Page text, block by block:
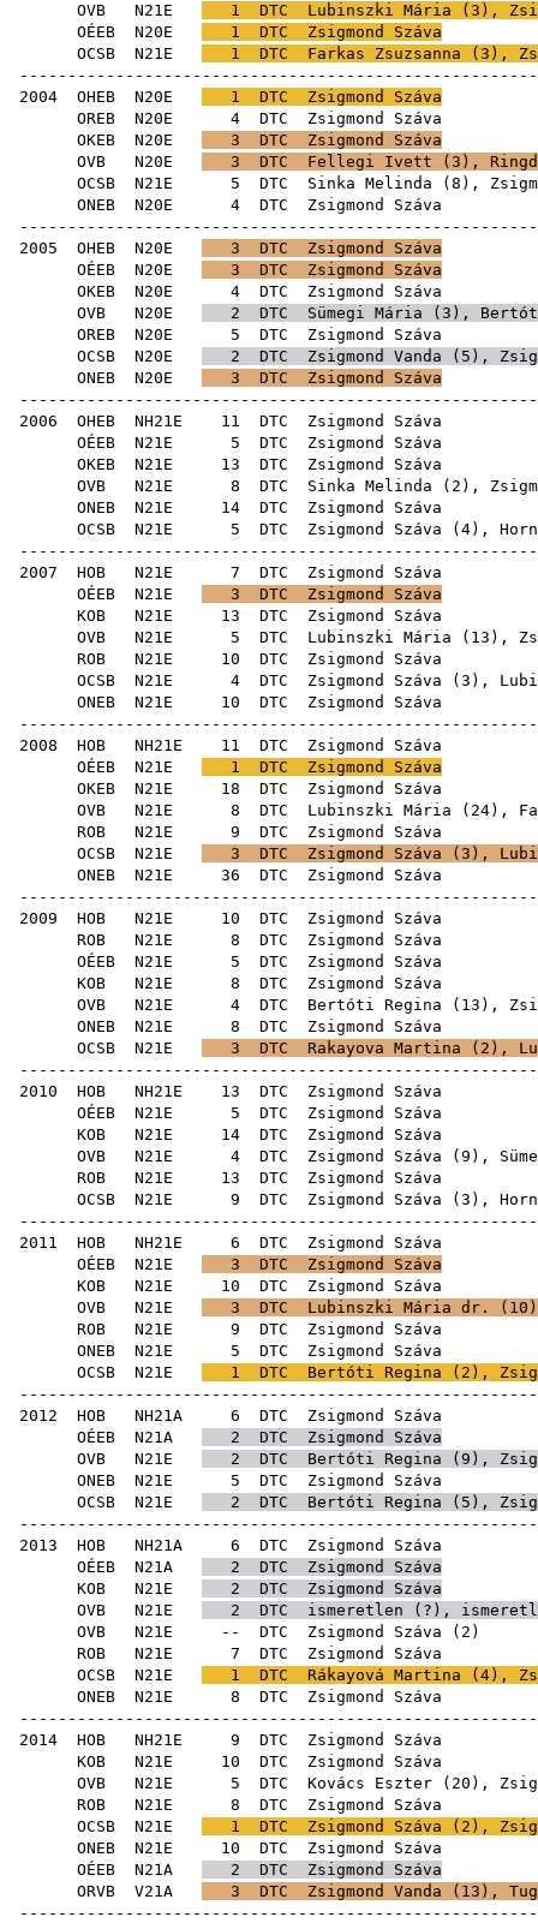
OVB N21E 1 DTC Lubinszki Mária ( 3 ),
OÉEB N20E 1 DTC Zsigmond Száva
OCSB N21E 1 DTC Farkas Zsuzsanna ( 3 ),
2004 OHEB N20E 1 DTC Zsigmond Száva
OREB N20E 4 DTC
OKEB N20E 3 DTC Zsigmond Száva
OVB N20E 3 DTC Fellegi Ivett ( 3 ),
OCSB N21E 5 DTC Sinka Melinda ( 8 ),
ONEB N20E 4 DTC
2005 OHEB N20E 3 DTC Zsigmond Száva
OÉEB N20E 3 DTC Zsigmond Száva
OKEB N20E 4 DTC
OVB N20E 2 DTC Sümegi Mária ( 3 ),
OREB N20E 5 DTC
OCSB N20E 2 DTC Zsigmond Vanda ( 5 ),
ONEB N20E 3 DTC Zsigmond Száva
2006 OHEB NH21E 11 DTC
OÉEB N21E 5 DTC
OKEB N21E 13 DTC
OVB N21E 8 DTC Sinka Melinda ( 2 ),
ONEB N21E 14 DTC
OCSB N21E 5 DTC Zsigmond Száva ( 4),
2007 HOB N21E 7 DTC
OÉEB N21E 3 DTC Zsigmond Száva
KOB N21E 13 DTC
OVB N21E 5 DTC Lubinszki Mária ( 13 ),
ROB N21E 10 DTC
OCSB N21E 4 DTC Zsigmond Száva ( 3 ),
ONEB N21E 10 DTC
2008 HOB NH21E 11 DTC
OÉEB N21E 1 DTC Zsigmond Száva
OKEB N21E 18 DTC
OVB N21E 8 DTC Lubinszki Mária ( 24),
ROB N21E 9 DTC
OCSB N21E 3 DTC Zsigmond Száva ( 3 ),
ONEB N21E 36 DTC
2009 HOB N21E 10 DTC
ROB N21E 8 DTC
OÉEB N21E 5 DTC
KOB N21E 8 DTC
OVB N21E 4 DTC Bertóti Regina ( 13 ),
ONEB N21E 8 DTC
OCSB N21E 3 DTC Rakayova Martina ( 2 ),
2010 HOB NH21E 13 DTC
OÉEB N21E 5 DTC
KOB N21E 14 DTC
OVB N21E 4 DTC Zsigmond Száva ( 9 ),
ROB N21E 13 DTC
OCSB N21E 9 DTC Zsigmond Száva ( 3 ),
2011 HOB NH21E 6 DTC
OÉEB N21E 3 DTC Zsigmond Száva
KOB N21E 10 DTC
OVB N21E 3 DTC Lubinszki Mária dr. ( 10
ROB N21E 9 DTC
ONEB N21E 5 DTC
OCSB N21E 1 DTC Bertóti Regina ( 2 ),
2012 HOB NH21A 6 DTC
OÉEB N21A 2 DTC Zsigmond Száva
OVB N21E 2 DTC Bertóti Regina ( 9 ),
ONEB N21E 5 DTC
OCSB N21E 2 DTC Bertóti Regina ( 5 ),
2013 HOB NH21A 6 DTC
OÉEB N21A 2 DTC Zsigmond Száva
KOB N21E 2 DTC Zsigmond Száva
OVB N21E 2 DTC ismeretlen (?),
OVB N21E -- DTC Zsigmond Száva ( 2
ROB N21E 7 DTC
OCSB N21E 1 DTC Rákayová Martina ( 4),
ONEB N21E 8 DTC
2014 HOB NH21E 9 DTC
KOB N21E 10 DTC
OVB N21E 5 DTC Kovács Eszter ( 20 ),
ROB N21E 8 DTC
OCSB N21E 1 DTC Zsigmond Száva ( 2 ),
ONEB N21E 10 DTC
OÉEB N21A 2 DTC Zsigmond Száva
ORVB V21A 3 DTC Zsigmond Vanda ( 13 ),